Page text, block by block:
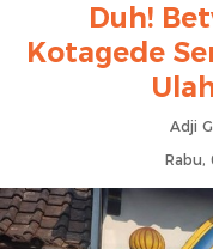
Duh!
Kotagede
Adji
Rabu,